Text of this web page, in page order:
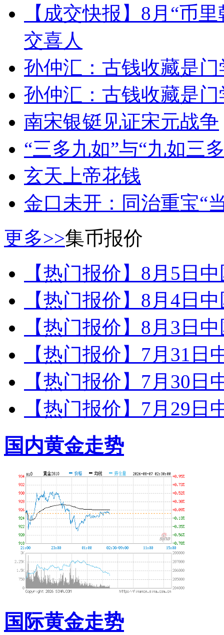
【成交快报】8月“币
交喜人
孙仲汇：古钱收藏是
孙仲汇：古钱收藏是
南宋银铤见证宋元战争
“三多九如”与“九如三
玄天上帝花钱
金口未开：同治重宝“
更多>>集币报价
【热门报价】8月5日
【热门报价】8月4日
【热门报价】8月3日
【热门报价】7月31
【热门报价】7月30
【热门报价】7月29
国内黄金走势
国际黄金走势